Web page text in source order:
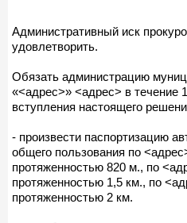
Административный иск
удовлетворить.
Обязать администрацию
«<адрес>» <адрес> в течение
вступления настоящего
- произвести паспортизацию
общего пользования по
протяженностью 820 м., по
протяженностью 1,5 км., по
протяженностью 2 км.